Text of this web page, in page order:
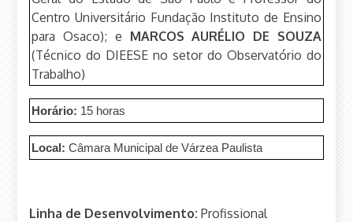
Centro Universitário Fundação Instituto de Ensino
para Osaco); e MARCOS AURÉLIO DE SOUZA
(Técnico do DIEESE no setor do Observatório do
Trabalho)
Horário: 15 horas
Local:Câmara Municipal de Várzea Paulista
Linha de Desenvolvimento: Profissional